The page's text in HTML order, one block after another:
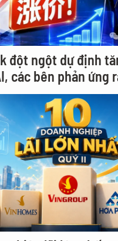
đột ngột dự định
các bên phản ứng